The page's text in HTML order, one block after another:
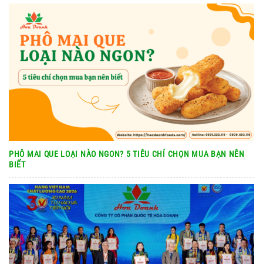
PHÔ MAI QUE LOẠI NÀO NGON? 5 TIÊU CHÍ CHỌN MUA BẠN NÊN
BIẾT